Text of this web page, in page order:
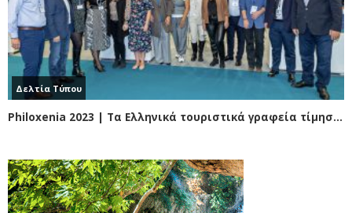
Δελτία Τύπου
Philoxenia 2023 | Τα Ελληνικά τουριστικά γραφεία τίμησαν πολύτιμους συμμάχους του Ελληνικού τουρισμού